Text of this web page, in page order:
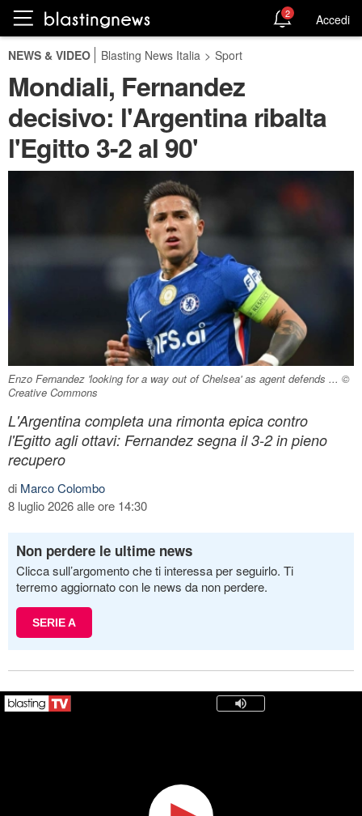
2 Accedi
NEWS & VIDEO Blasting News Italia > Sport
Mondiali, Fernandez
decisivo: l'Argentina ribalta
l'Egitto 3-2 al 90'
Enzo Fernandez 'looking for a way out of Chelsea' as agent defends ... ©
Creative Commons
L'Argentina completa una rimonta epica contro
l'Egitto agli ottavi: Fernandez segna il 3-2 in pieno
recupero
di Marco Colombo
8 luglio 2026 alle ore 14:30
Non perdere le ultime news
Clicca sull’argomento che ti interessa per seguirlo. Ti
terremo aggiornato con le news da non perdere.
SERIE A